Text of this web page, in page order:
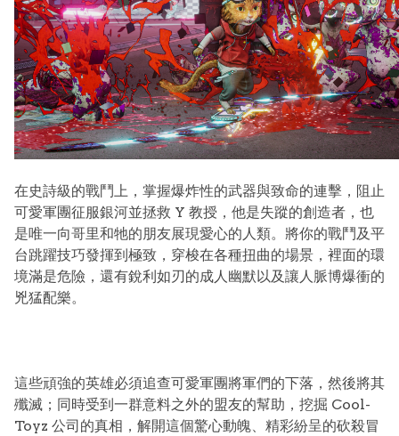
在史詩級的戰鬥上，掌握爆炸性的武器與致命的連擊，阻止
可愛軍團征服銀河並拯救 Y 教授，他是失蹤的創造者，也
是唯一向哥里和牠的朋友展現愛心的人類。將你的戰鬥及平
台跳躍技巧發揮到極致，穿梭在各種扭曲的場景，裡面的環
境滿是危險，還有銳利如刃的成人幽默以及讓人脈博爆衝的
兇猛配樂。
這些頑強的英雄必須追查可愛軍團將軍們的下落，然後將其
殲滅；同時受到一群意料之外的盟友的幫助，挖掘 Cool-
Toyz 公司的真相，解開這個驚心動魄、精彩紛呈的砍殺冒